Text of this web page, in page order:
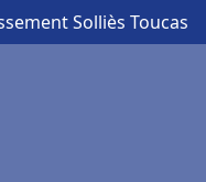
Solliès Toucas